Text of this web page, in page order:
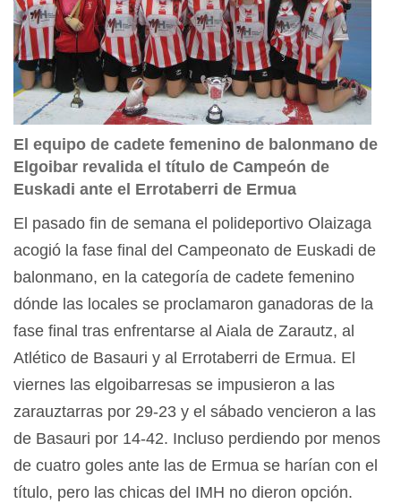
El equipo de cadete femenino de balonmano de
Elgoibar revalida el título de Campeón de
Euskadi ante el Errotaberri de Ermua
El pasado fin de semana el polideportivo Olaizaga
acogió la fase final del Campeonato de Euskadi de
balonmano, en la categoría de cadete femenino
dónde las locales se proclamaron ganadoras de la
fase final tras enfrentarse al Aiala de Zarautz, al
Atlético de Basauri y al Errotaberri de Ermua. El
viernes las elgoibarresas se impusieron a las
zarauztarras por 29-23 y el sábado vencieron a las
de Basauri por 14-42. Incluso perdiendo por menos
de cuatro goles ante las de Ermua se harían con el
título, pero las chicas del IMH no dieron opción.